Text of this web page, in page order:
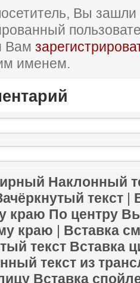
Вы зашли
Вам
именем.
Наклонный
текст |
краю По центру
краю | Вставка
текст Вставка
текст из
Вставка